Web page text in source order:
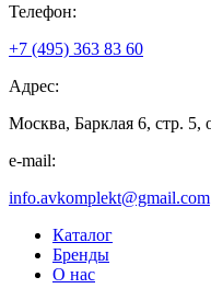
Телефон:
+7 (495) 363 83 60
Адрес:
Москва, Барклая 6, стр. 5,
e-mail:
info.avkomplekt@gmail.com
Каталог
Бренды
О нас